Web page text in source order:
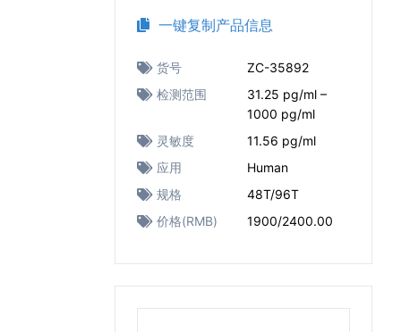
一键复制产品信息
货号
ZC-35892
检测范围
31.25 pg/ml –
1000 pg/ml
灵敏度
11.56 pg/ml
应用
Human
规格
48T/96T
价格(RMB)
1900/2400.00